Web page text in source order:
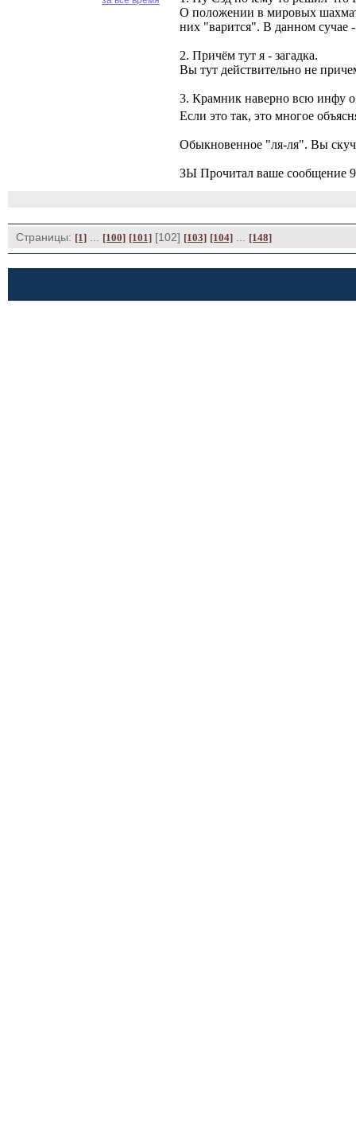
О положении в мировых
них "варится". В данном сучае
2. Причём тут я - загадка.
Вы тут действительно не
3. Крамник наверно всю инфу о
Если это так, это многое
Обыкновенное "ля-ля". Вы
ЗЫ Прочитал ваше сообщение
Страницы: [1] [100] [101] [102] [103] [104] [148]